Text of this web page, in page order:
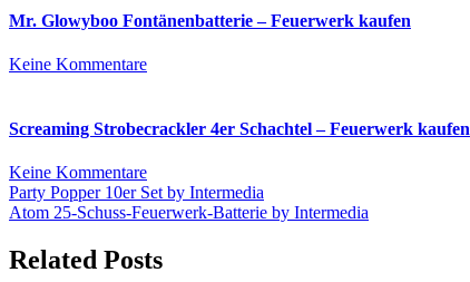
Schachtel
kaufen
Mr. Glowyboo Fontänenbatterie – Feuerwerk kaufen
Keine Kommentarezu
Fontänenbatterie
–
kaufen
Screaming Strobecrackler 4er Schachtel – Feuerwerk kaufen
Keine Kommentarezu
Screaming
Strobecrackler
Schachtel
–
Beitrags-
Navigation
Party Popper 10er Set by Intermedia
Atom 25-Schuss-Feuerwerk-Batterie by Intermedia
Related Posts